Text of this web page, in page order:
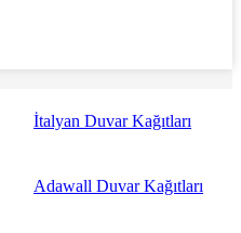
İtalyan Duvar Kağıtları
Adawall Duvar Kağıtları